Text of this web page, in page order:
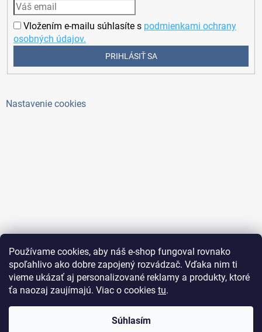
Používame cookies, aby náš e-shop fungoval rovnako
spoľahlivo ako dobre zapojený rozvádzač. Vďaka nim ti
vieme ukázať aj personalizované reklamy a produkty, ktoré
ťa naozaj zaujímajú. Viac o cookies tu.
Súhlasím
Vložením e-mailu súhlasíte s podmienkami ochrany
osobných údajov.
PRIHLÁSIŤ SA
Nastavenie cookies
Copyright 2026ElektroAntoš. Všetky práva vyhradené.
Upraviť nastavenie cookies